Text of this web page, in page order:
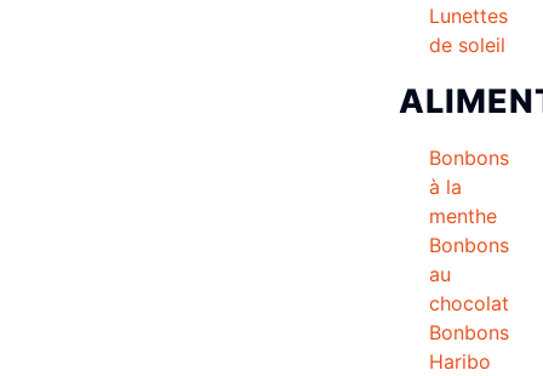
Lunettes
de soleil
Bonbons
à la
menthe
Bonbons
au
chocolat
Bonbons
Haribo